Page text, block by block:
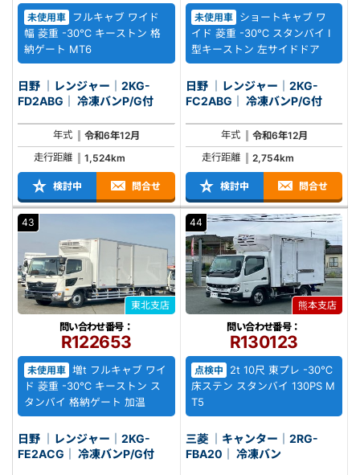
未使用車
フルキャブ ワイド
幅 菱重 -30℃ キーストン 格
納ゲート MT6
日野 ｜レンジャー｜2KG-
FD2ABG｜ 冷凍バンP/G付
年式
令和6年12月
走行距離
1,524km
検討中 問合せ
未使用車 ショートキャブ ワ
イド 菱重 -30℃ スタンバイ I
型キーストン 左サイドドア
日野 ｜レンジャー｜2KG-
FC2ABG｜ 冷凍バンP/G付
年式
令和6年12月
走行距離
2,754km
検討中 問合せ
43
東北支店
問い合わせ番号：
R122653
未使用車 増t フルキャブ ワイ
ド 菱重 -30℃ キーストン ス
タンバイ 格納ゲート 加温
日野 ｜レンジャー｜2KG-
FE2ACG｜ 冷凍バンP/G付
44
熊本支店
問い合わせ番号：
R130123
点検中
2t 10尺 東プレ -30℃
床ステン スタンバイ 130PS M
T5
三菱 ｜キャンター｜2RG-
FBA20｜ 冷凍バン